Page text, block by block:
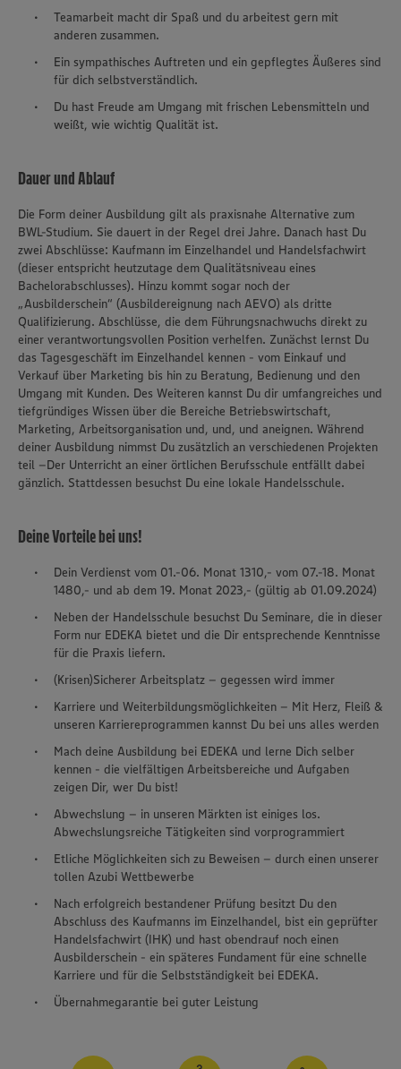
Teamarbeit macht dir Spaß und du arbeitest gern mit
anderen zusammen.
Ein sympathisches Auftreten und ein gepflegtes Äußeres sind
für dich selbstverständlich.
Du hast Freude am Umgang mit frischen Lebensmitteln und
weißt, wie wichtig Qualität ist.
Dauer und Ablauf
Die Form deiner Ausbildung gilt als praxisnahe Alternative zum
BWL-Studium. Sie dauert in der Regel drei Jahre. Danach hast Du
zwei Abschlüsse: Kaufmann im Einzelhandel und Handelsfachwirt
(dieser entspricht heutzutage dem Qualitätsniveau eines
Bachelorabschlusses). Hinzu kommt sogar noch der
„Ausbilderschein“ (Ausbildereignung nach AEVO) als dritte
Qualifizierung. Abschlüsse, die dem Führungsnachwuchs direkt zu
einer verantwortungsvollen Position verhelfen. Zunächst lernst Du
das Tagesgeschäft im Einzelhandel kennen - vom Einkauf und
Verkauf über Marketing bis hin zu Beratung, Bedienung und den
Umgang mit Kunden. Des Weiteren kannst Du dir umfangreiches und
tiefgründiges Wissen über die Bereiche Betriebswirtschaft,
Marketing, Arbeitsorganisation und, und, und aneignen. Während
deiner Ausbildung nimmst Du zusätzlich an verschiedenen Projekten
teil –Der Unterricht an einer örtlichen Berufsschule entfällt dabei
gänzlich. Stattdessen besuchst Du eine lokale Handelsschule.
Deine Vorteile bei uns!
Dein Verdienst vom 01.-06. Monat 1310,- vom 07.-18. Monat
1480,- und ab dem 19. Monat 2023,- (gültig ab 01.09.2024)
Neben der Handelsschule besuchst Du Seminare, die in dieser
Form nur EDEKA bietet und die Dir entsprechende Kenntnisse
für die Praxis liefern.
(Krisen)Sicherer Arbeitsplatz – gegessen wird immer
Karriere und Weiterbildungsmöglichkeiten – Mit Herz, Fleiß &
unseren Karriereprogrammen kannst Du bei uns alles werden
Mach deine Ausbildung bei EDEKA und lerne Dich selber
kennen - die vielfältigen Arbeitsbereiche und Aufgaben
zeigen Dir, wer Du bist!
Abwechslung – in unseren Märkten ist einiges los.
Abwechslungsreiche Tätigkeiten sind vorprogrammiert
Etliche Möglichkeiten sich zu Beweisen – durch einen unserer
tollen Azubi Wettbewerbe
Nach erfolgreich bestandener Prüfung besitzt Du den
Abschluss des Kaufmanns im Einzelhandel, bist ein geprüfter
Handelsfachwirt (IHK) und hast obendrauf noch einen
Ausbilderschein - ein späteres Fundament für eine schnelle
Karriere und für die Selbstständigkeit bei EDEKA.
Übernahmegarantie bei guter Leistung